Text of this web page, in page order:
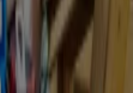
effect betekent.
verliefd op je huis'.